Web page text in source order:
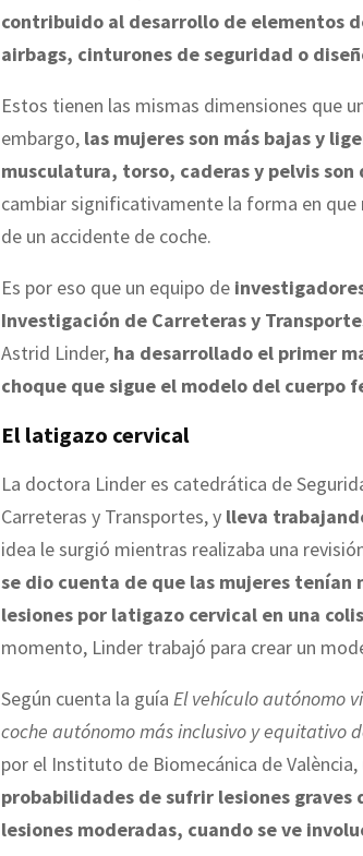
contribuido al desarrollo de elementos
airbags, cinturones de seguridad o
Estos tienen las mismas dimensiones que
embargo, las mujeres son más bajas y
musculatura, torso, caderas y pelvis
cambiar significativamente la forma en
de un accidente de coche.
Es por eso que un equipo de
Investigación de Carreteras y
Astrid Linder, ha desarrollado el primer
choque que sigue el modelo del cuerpo
El latigazo cervical
La doctora Linder es catedrática de
Carreteras y Transportes, y lleva
idea le surgió mientras realizaba una
se dio cuenta de que las mujeres
lesiones por latigazo cervical en una
momento, Linder trabajó para crear un
Según cuenta la guía El vehículo autónomo
coche autónomo más inclusivo y equitativo
por el Instituto de Biomecánica de València,
probabilidades de sufrir lesiones graves
lesiones moderadas, cuando se ve